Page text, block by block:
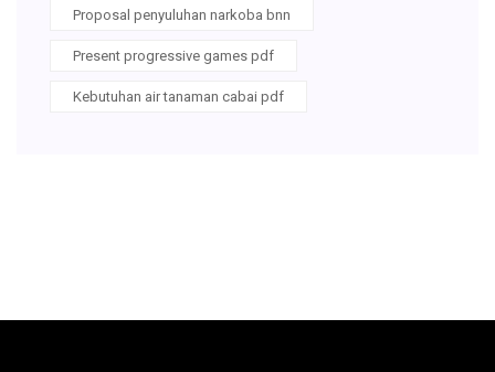
Proposal penyuluhan narkoba bnn
Present progressive games pdf
Kebutuhan air tanaman cabai pdf